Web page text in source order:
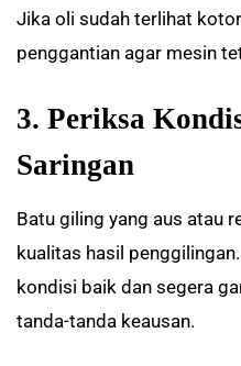
Jika oli sudah terlihat
penggantian agar mesin
3. Periksa
Saringan
Batu giling yang aus atau
kualitas hasil
kondisi baik dan segera
tanda-tanda keausan.